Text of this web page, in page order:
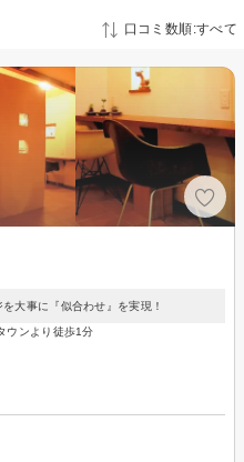
口コミ数順:すべて
大事に『似合わせ』を実現！
ウンより徒歩1分